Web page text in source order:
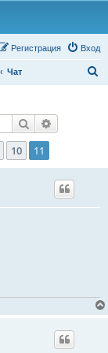
Вход
Регистрация
Чат
Поиск
10 11